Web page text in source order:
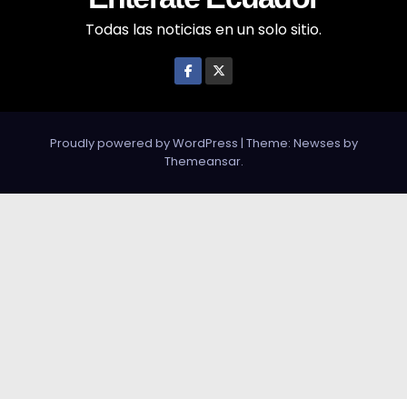
Todas las noticias en un solo sitio.
Proudly powered by WordPress | Theme: Newses by
Themeansar.